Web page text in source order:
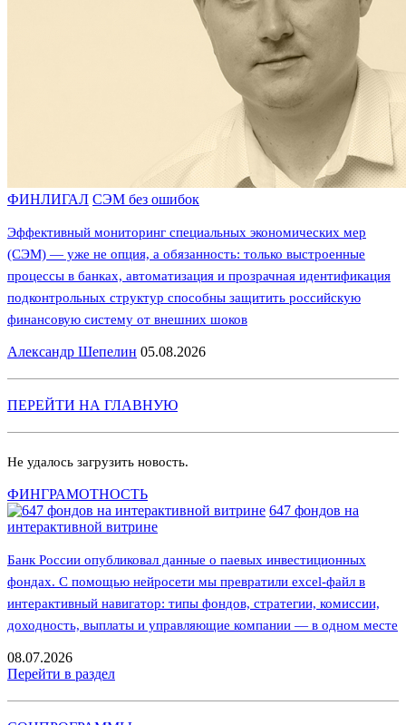
ФИНЛИГАЛ СЭМ без ошибок
Эффективный мониторинг специальных экономических мер
(СЭМ) — уже не опция, а обязанность: только выстроенные
процессы в банках, автоматизация и прозрачная идентификация
подконтрольных структур способны защитить российскую
финансовую систему от внешних шоков
Александр Шепелин 05.08.2026
ПЕРЕЙТИ НА ГЛАВНУЮ
Не удалось загрузить новость.
ФИНГРАМОТНОСТЬ
647 фондов на
интерактивной витрине
Банк России опубликовал данные о паевых инвестиционных
фондах. С помощью нейросети мы превратили excel-файл в
интерактивный навигатор: типы фондов, стратегии, комиссии,
доходность, выплаты и управляющие компании — в одном месте
08.07.2026
Перейти в раздел